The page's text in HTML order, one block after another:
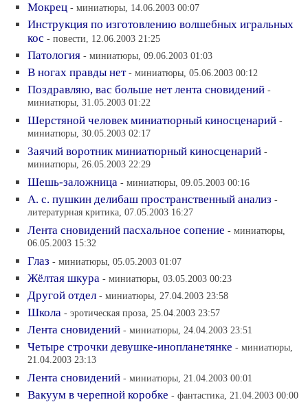
Мокрец - миниатюры, 14.06.2003 00:07
Инструкция по изготовлению волшебных игральных
кос - повести, 12.06.2003 21:25
Патология - миниатюры, 09.06.2003 01:03
В ногах правды нет - миниатюры, 05.06.2003 00:12
Поздравляю, вас больше нет лента сновидений -
миниатюры, 31.05.2003 01:22
Шерстяной человек миниатюрный киносценарий -
миниатюры, 30.05.2003 02:17
Заячий воротник миниатюрный киносценарий -
миниатюры, 26.05.2003 22:29
Шешь-заложница - миниатюры, 09.05.2003 00:16
А. с. пушкин делибаш пространственный анализ -
литературная критика, 07.05.2003 16:27
Лента сновидений пасхальное сопение - миниатюры,
06.05.2003 15:32
Глаз - миниатюры, 05.05.2003 01:07
Жёлтая шкура - миниатюры, 03.05.2003 00:23
Другой отдел - миниатюры, 27.04.2003 23:58
Школа - эротическая проза, 25.04.2003 23:57
Лента сновидений - миниатюры, 24.04.2003 23:51
Четыре строчки девушке-инопланетянке - миниатюры,
21.04.2003 23:13
Лента сновидений - миниатюры, 21.04.2003 00:01
Вакуум в черепной коробке - фантастика, 21.04.2003 00:00